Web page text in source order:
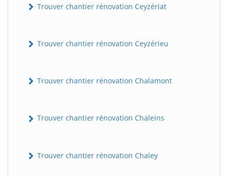
Trouver chantier rénovation Ceyzériat
Trouver chantier rénovation Ceyzérieu
Trouver chantier rénovation Chalamont
Trouver chantier rénovation Chaleins
Trouver chantier rénovation Chaley